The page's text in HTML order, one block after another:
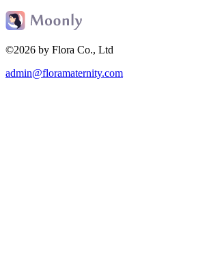
©2026 by Flora Co., Ltd
admin@floramaternity.com